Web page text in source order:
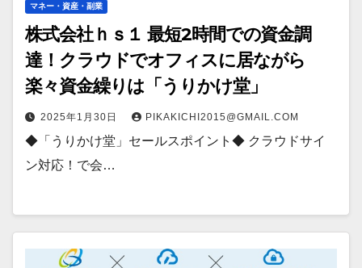
マネー・資産・副業
株式会社ｈｓ１ 最短2時間での資金調
達！クラウドでオフィスに居ながら
楽々資金繰りは「うりかけ堂」
2025年1月30日 PIKAKICHI2015@GMAIL.COM
◆「うりかけ堂」セールスポイント◆ クラウドサイ
ン対応！で会…